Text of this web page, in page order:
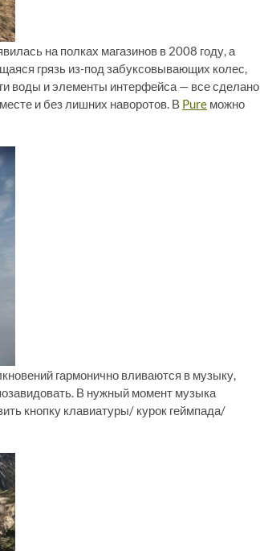
на полках магазинов в 2008 году, а
грязь из-под забуксовывающих колес,
воды и элементы интерфейса — все сделано
и без лишних наворотов. В Pure можно
гармонично вливаются в музыку,
В нужный момент музыка
кнопку клавиатуры/ курок геймпада/